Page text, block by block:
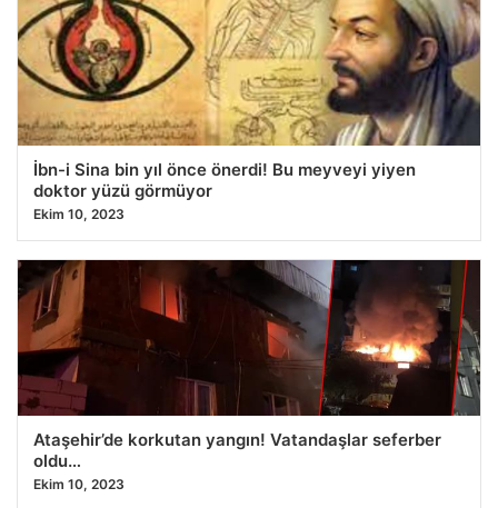
İbn-i Sina bin yıl önce önerdi! Bu meyveyi yiyen
doktor yüzü görmüyor
Ekim 10, 2023
Ataşehir’de korkutan yangın! Vatandaşlar seferber
oldu…
Ekim 10, 2023